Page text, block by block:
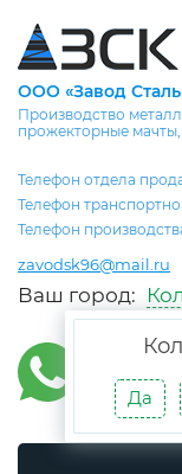
ООО «Завод
Производство
прожекторные
Телефон отдела
Телефон
Телефон
zavodsk96@mail.ru
Ваш город:
Да